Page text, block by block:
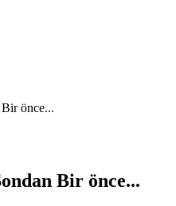
önce...
Bir önce...